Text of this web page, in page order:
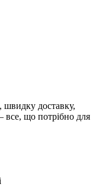
швидку доставку,
все, що потрібно для